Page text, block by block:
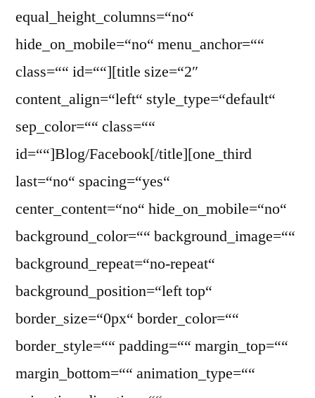
equal_height_columns=“no“
hide_on_mobile=“no“ menu_anchor=““
class=““ id=““][title size=“2″
content_align=“left“ style_type=“default“
sep_color=““ class=““
id=““]Blog/Facebook[/title][one_third
last=“no“ spacing=“yes“
center_content=“no“ hide_on_mobile=“no“
background_color=““ background_image=““
background_repeat=“no-repeat“
background_position=“left top“
border_size=“0px“ border_color=““
border_style=““ padding=““ margin_top=““
margin_bottom=““ animation_type=““